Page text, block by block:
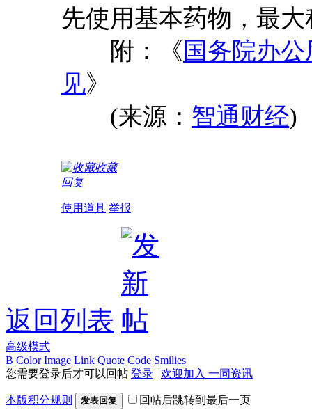
先使用基本药物，最
附：《 国务院办
见》
(来源： 智通财经)
收藏
回复
使用道具 举报
返回列表
高级模式
B Color Image Link Quote Code Smilies
您需要登录后才可以回帖 登录 | 欢迎加入 一同资讯
本版积分规则 发表回复 回帖后跳转到最后一页